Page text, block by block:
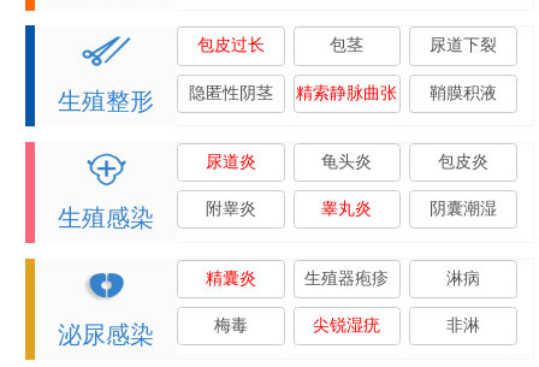
生殖整形
包皮过长 包茎 尿道下裂
隐匿性阴茎 精索静脉曲张 鞘膜积液
生殖感染
尿道炎 龟头炎 包皮炎
附睾炎 睾丸炎 阴囊潮湿
泌尿感染
精囊炎 生殖器疱疹 淋病
梅毒 尖锐湿疣 非淋